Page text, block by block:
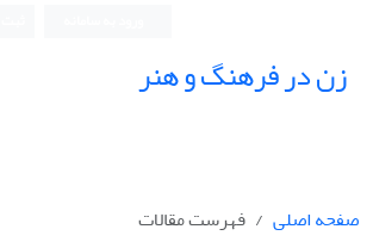
زن در فرهنگ و هنر
صفحه اصلی
فهرست مقالات